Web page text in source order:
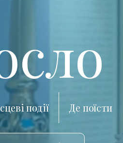
події Де поїсти